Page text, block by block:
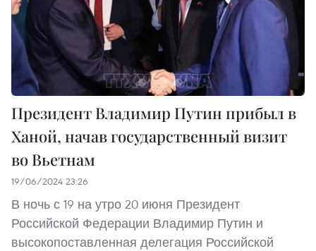
Президент Владимир Путин прибыл в
Ханой, начав государственный визит
во Вьетнам
19/06/2024 23:26
В ночь с 19 на утро 20 июня Президент
Российской Федерации Владимир Путин и
высокопоставленная делегация Российской